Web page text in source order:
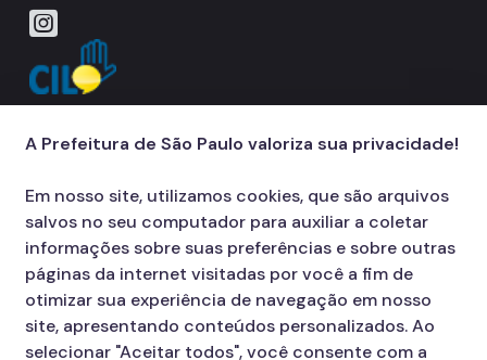
Icone do Instagram
A Prefeitura de São Paulo valoriza sua privacidade!
Em nosso site, utilizamos cookies, que são arquivos
salvos no seu computador para auxiliar a coletar
informações sobre suas preferências e sobre outras
páginas da internet visitadas por você a fim de
otimizar sua experiência de navegação em nosso
site, apresentando conteúdos personalizados. Ao
selecionar "Aceitar todos", você consente com a